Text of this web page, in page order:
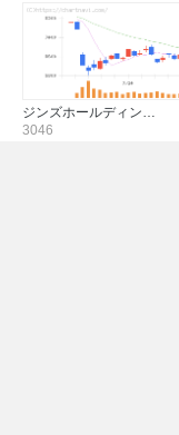
ジンズホールディン…
3046